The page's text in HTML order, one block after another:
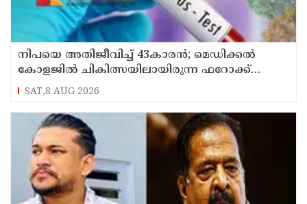
നിപയെ അതിജീവിച്ച് 43കാരന്‍; മെഡിക്കല്‍
കോളജില്‍ ചികിത്സയിലായിരുന്ന ഫറോക്ക്
സ്വദേശി വീട്ടിലേക്ക് മടങ്ങി
SAT,8 AUG 2026